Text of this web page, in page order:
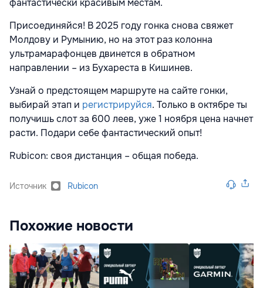
Присоединяйся! В 2025 году гонка снова свяжет
Молдову и Румынию, но на этот раз колонна
ультрамарафонцев двинется в обратном
направлении – из Бухареста в Кишинев.
Узнай о предстоящем маршруте на сайте гонки,
выбирай этап и регистрируйся. Только в октябре ты
получишь слот за 600 леев, уже 1 ноября цена начнет
расти. Подари себе фантастический опыт!
Rubicon: своя дистанция – общая победа.
Источник Rubicon
Похожие новости